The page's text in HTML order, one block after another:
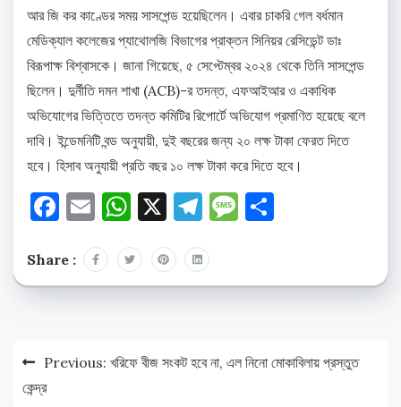
আর জি কর কাণ্ডের সময় সাসপেন্ড হয়েছিলেন। এবার চাকরি গেল বর্ধমান
মেডিক্যাল কলেজের প্যাথোলজি বিভাগের প্রাক্তন সিনিয়র রেসিডেন্ট ডাঃ
বিরূপাক্ষ বিশ্বাসকে। জানা গিয়েছে, ৫ সেপ্টেম্বর ২০২৪ থেকে তিনি সাসপেন্ড
ছিলেন। দুর্নীতি দমন শাখা (ACB)-র তদন্ত, এফআইআর ও একাধিক
অভিযোগের ভিত্তিতে তদন্ত কমিটির রিপোর্টে অভিযোগ প্রমাণিত হয়েছে বলে
দাবি। ইন্ডেমনিটি বন্ড অনুযায়ী, দুই বছরের জন্য ২০ লক্ষ টাকা ফেরত দিতে
হবে। হিসাব অনুযায়ী প্রতি বছর ১০ লক্ষ টাকা করে দিতে হবে।
Facebook
EmailWhatsApp
X Telegram
Message
Share :
Post
navigation
Previous: খরিফে বীজ সংকট হবে না, এল নিনো মোকাবিলায় প্রস্তুত
কেন্দ্র